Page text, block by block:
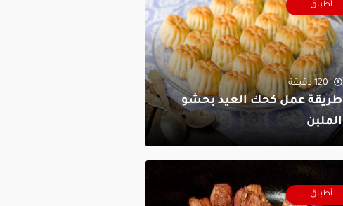
أطباق
120 دقيقة
طريقة عمل كحك العيد بحشو
الملبن
أطباق